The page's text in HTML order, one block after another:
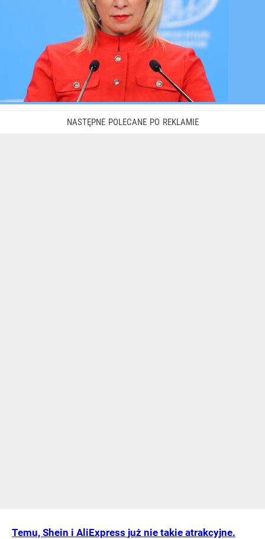
Temu, Shein i AliExpress już nie takie atrakcyjne.